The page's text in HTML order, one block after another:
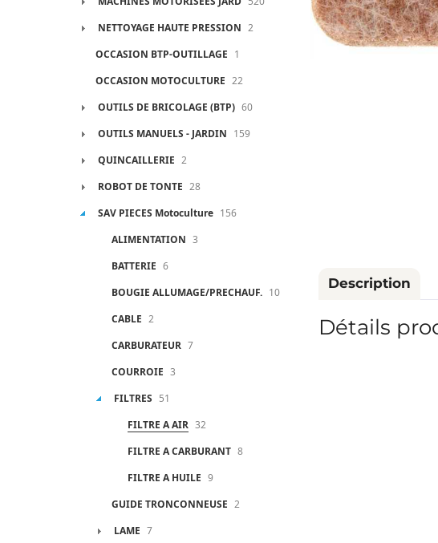
Description
Détails
NETTOYAGE HAUTE PRESSION 2
OCCASION BTP-OUTILLAGE 1
OCCASION MOTOCULTURE 22
OUTILS DE BRICOLAGE (BTP) 60
OUTILS MANUELS - JARDIN 159
QUINCAILLERIE 2
ROBOT DE TONTE 28
SAV PIECES Motoculture 156
ALIMENTATION 3
BATTERIE 6
BOUGIE ALLUMAGE/PRECHAUF. 10
CABLE 2
CARBURATEUR 7
COURROIE 3
FILTRES 51
FILTRE A AIR 32
FILTRE A CARBURANT 8
FILTRE A HUILE 9
GUIDE TRONCONNEUSE 2
LAME 7